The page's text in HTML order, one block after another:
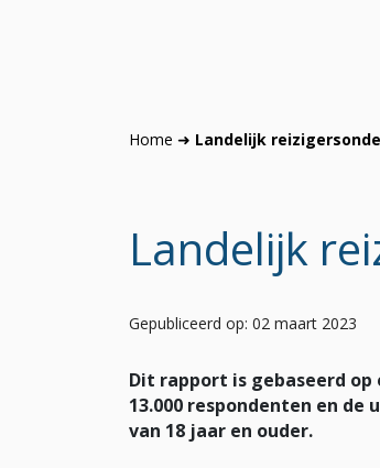
Home ➜ Landelijk
Landelijk
Gepubliceerd op: 02 maart 2023
Dit rapport is gebaseerd op
13.000 respondenten en
van 18 jaar en ouder.